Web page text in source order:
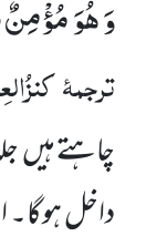
وَ هُوَ
ترجمۂ
چاہتے ہیں
داخل